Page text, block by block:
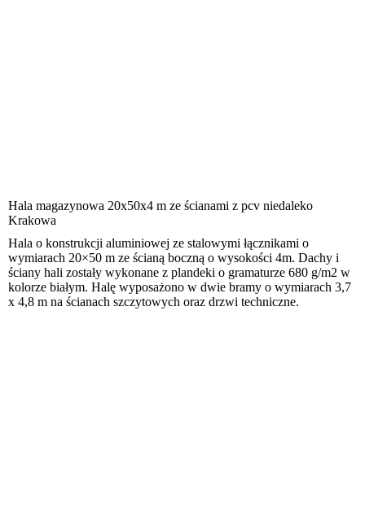
Hala magazynowa 20x50x4 m ze ścianami z pcv niedaleko
Krakowa
Hala o konstrukcji aluminiowej ze stalowymi łącznikami o
wymiarach 20×50 m ze ścianą boczną o wysokości 4m. Dachy i
ściany hali zostały wykonane z plandeki o gramaturze 680 g/m2 w
kolorze białym. Halę wyposażono w dwie bramy o wymiarach 3,7
x 4,8 m na ścianach szczytowych oraz drzwi techniczne.